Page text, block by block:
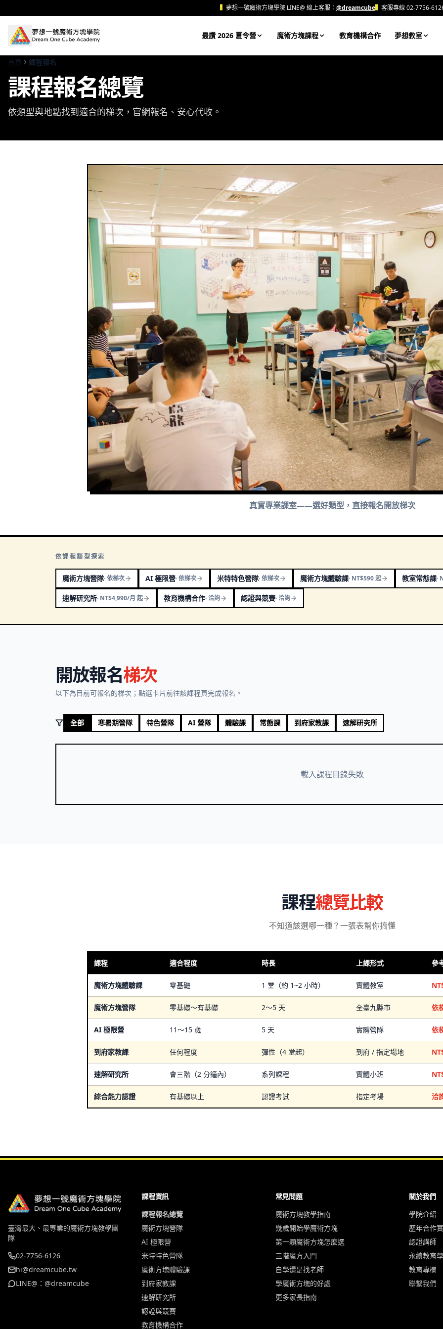
夢想一號魔術方塊學院 LINE@ 線上客服： @dreamcube▍ 客服專線 02-7756-
最讚 2026 夏令營 魔術方塊課程 教育機構合作 夢想教室
首頁 課程報名
課程報名總覽
依類型與地點找到適合的梯次，官網報名、安心代收。
真實專業課室——選好類型，直接報名開放梯次
依課程類型探索
魔術方塊營隊·依梯次 AI 極限營·依梯次 米特特色營隊·依梯次 魔術方塊體驗課· NT$590 起 教室常態課·
速解研究所· NT$4,990/月 起 教育機構合作·洽詢 認證與競賽·洽詢
開放報名梯次
以下為目前可報名的梯次；點選卡片前往該課程頁完成報名。
全部 寒暑期營隊 特色營隊 AI 營隊 體驗課 常態課 到府家教課 速解研究所
載入課程目錄失敗
課程總覽比較
不知道該選哪一種？一張表幫你搞懂
課程 適合程度 時長 上課形式 參
魔術方塊體驗課 零基礎 1 堂（約 1~2 小時） 實體教室
魔術方塊營隊 零基礎～有基礎 2～5 天 全臺九縣市 依
AI 極限營 11～15 歲 5 天 實體營隊 依
到府家教課 任何程度 彈性（4 堂起） 到府 / 指定場地
速解研究所 會三階（2 分鐘內） 系列課程 實體小班
綜合能力認證 有基礎以上 認證考試 指定考場 洽
臺灣最大、最專業的魔術方塊教學團
隊
02-7756-6126
hi@dreamcube.tw
LINE@：@dreamcube
課程資訊
課程報名總覽
魔術方塊營隊
AI 極限營
米特特色營隊
魔術方塊體驗課
到府家教課
速解研究所
認證與競賽
教育機構合作
常見問題
魔術方塊教學指南
幾歲開始學魔術方塊
第一顆魔術方塊怎麼選
三階魔方入門
自學還是找老師
學魔術方塊的好處
更多家長指南
關於我們
學院介紹
歷年合作
認證講師
永續教育
教育專欄
聯繫我們